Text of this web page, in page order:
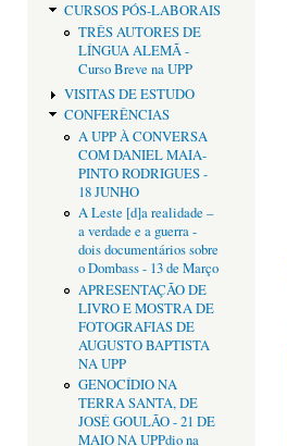
CURSOS PÓS-LABORAIS
TRÊS AUTORES DE
LÍNGUA ALEMÃ -
Curso Breve na UPP
VISITAS DE ESTUDO
CONFERÊNCIAS
A UPP À CONVERSA
COM DANIEL MAIA-
PINTO RODRIGUES -
18 JUNHO
A Leste [d]a realidade –
a verdade e a guerra -
dois documentários sobre
o Dombass - 13 de Março
APRESENTAÇÃO DE
LIVRO E MOSTRA DE
FOTOGRAFIAS DE
AUGUSTO BAPTISTA
NA UPP
GENOCÍDIO NA
TERRA SANTA, DE
JOSÉ GOULÃO - 21 DE
MAIO NA UPPdio na